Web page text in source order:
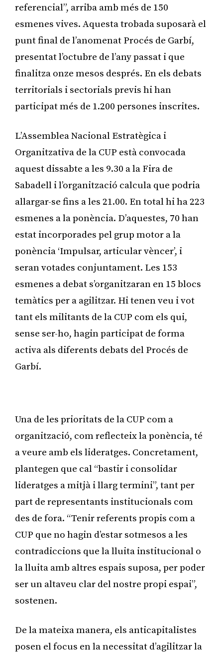
referencial”, arriba amb més de 150
esmenes vives. Aquesta trobada suposarà el
punt final de l’anomenat Procés de Garbí,
presentat l’octubre de l’any passat i que
finalitza onze mesos després. En els debats
territorials i sectorials previs hi han
participat més de 1.200 persones inscrites.
L’Assemblea Nacional Estratègica i
Organitzativa de la CUP està convocada
aquest dissabte a les 9.30 a la Fira de
Sabadell i l’organització calcula que podria
allargar-se fins a les 21.00. En total hi ha 223
esmenes a la ponència. D’aquestes, 70 han
estat incorporades pel grup motor a la
ponència ‘Impulsar, articular vèncer’, i
seran votades conjuntament. Les 153
esmenes a debat s’organitzaran en 15 blocs
temàtics per a agilitzar. Hi tenen veu i vot
tant els militants de la CUP com els qui,
sense ser-ho, hagin participat de forma
activa als diferents debats del Procés de
Garbí.
Una de les prioritats de la CUP com a
organització, com reflecteix la ponència, té
a veure amb els lideratges. Concretament,
plantegen que cal “bastir i consolidar
lideratges a mitjà i llarg termini”, tant per
part de representants institucionals com
des de fora. “Tenir referents propis com a
CUP que no hagin d’estar sotmesos a les
contradiccions que la lluita institucional o
la lluita amb altres espais suposa, per poder
ser un altaveu clar del nostre propi espai”,
sostenen.
De la mateixa manera, els anticapitalistes
posen el focus en la necessitat d’agilitzar la